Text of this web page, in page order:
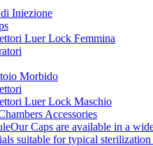
Iniezione
Luer Lock Femmina
Morbido
Luer Lock Maschio
Accessories
Our Caps are available in a
suitable for typical